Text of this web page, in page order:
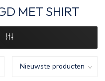
MET SHIRT